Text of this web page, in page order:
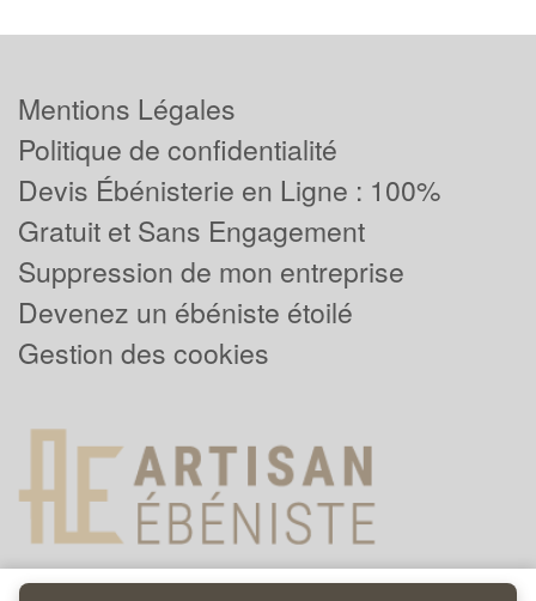
Mentions Légales
Politique de confidentialité
Devis Ébénisterie en Ligne : 100%
Gratuit et Sans Engagement
Suppression de mon entreprise
Devenez un ébéniste étoilé
Gestion des cookies